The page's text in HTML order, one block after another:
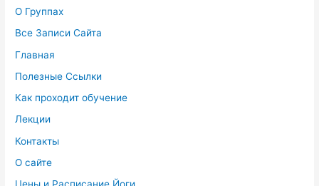
О Группах
Все Записи Сайта
Главная
Полезные Ссылки
Как проходит обучение
Лекции
Контакты
О сайте